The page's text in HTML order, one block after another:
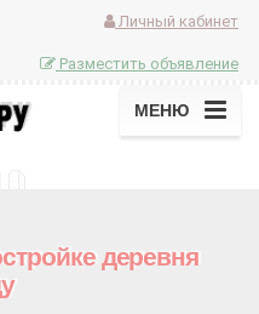
Личный кабинет
Разместить объявление
МЕНЮ
деревня